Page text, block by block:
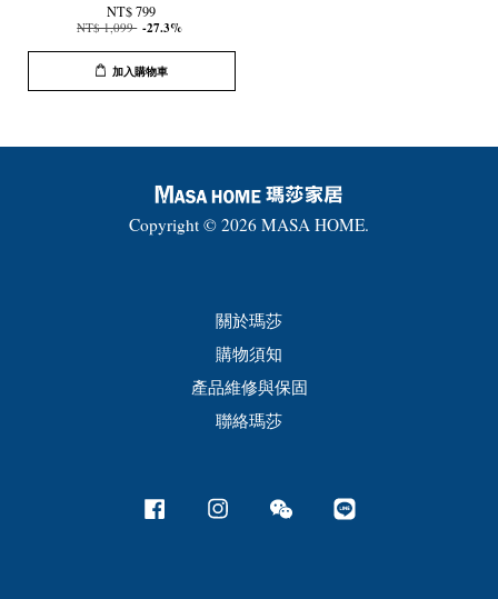
NT$ 799
NT$ 1,099 -27.3%
加入購物車
Copyright © 2026 MASA HOME.
關於瑪莎
購物須知
產品維修與保固
聯絡瑪莎
Facebook Instagram Wechat